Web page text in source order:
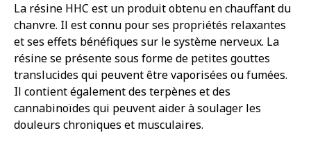
La résine HHC est un produit obtenu en chauffant du
chanvre. Il est connu pour ses propriétés relaxantes
et ses effets bénéfiques sur le système nerveux. La
résine se présente sous forme de petites gouttes
translucides qui peuvent être vaporisées ou fumées.
Il contient également des terpènes et des
cannabinoïdes qui peuvent aider à soulager les
douleurs chroniques et musculaires.